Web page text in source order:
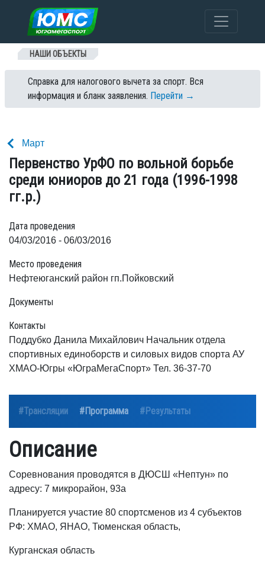
Перейти к содержанию
НАШИ ОБЪЕКТЫ
Справка для налогового вычета за спорт. Вся
информация и бланк заявления. Перейти →
Март
Первенство УрФО по вольной борьбе
среди юниоров до 21 года (1996-1998
гг.р.)
Дата проведения
04/03/2016 - 06/03/2016
Место проведения
Нефтеюганский район гп.Пойковский
Документы
Контакты
Поддубко Данила Михайлович Начальник отдела
спортивных единоборств и силовых видов спорта АУ
ХМАО-Югры «ЮграМегаСпорт» Тел. 36-37-70
#Трансляции #Программа #Результаты
Описание
Соревнования проводятся в ДЮСШ «Нептун» по
адресу: 7 микрорайон, 93а
Планируется участие 80 спортсменов из 4 субъектов
РФ: ХМАО, ЯНАО, Тюменская область,
Курганская область